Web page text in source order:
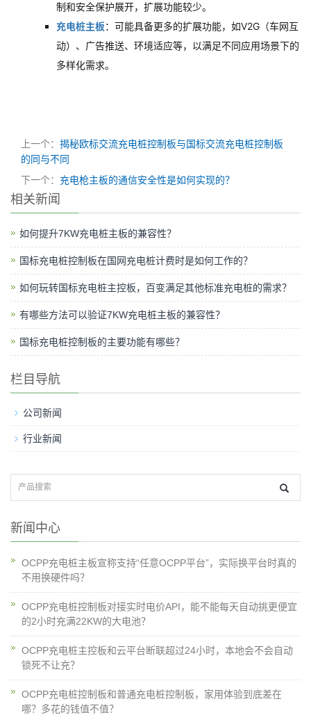
制和安全保护展开，扩展功能较少。
充电桩主板：可能具备更多的扩展功能，如V2G（车网互
动）、广告推送、环境适应等，以满足不同应用场景下的
多样化需求。
上一个： 揭秘欧标交流充电桩控制板与国标交流充电桩控制板
的同与不同
下一个： 充电枪主板的通信安全性是如何实现的？
相关新闻
如何提升7KW充电桩主板的兼容性？
国标充电桩控制板在国网充电桩计费时是如何工作的？
如何玩转国标充电桩主控板，百变满足其他标准充电桩的需求？
有哪些方法可以验证7KW充电桩主板的兼容性？
国标充电桩控制板的主要功能有哪些？
栏目导航
公司新闻
行业新闻
新闻中心
OCPP充电桩主板宣称支持“任意OCPP平台”，实际换平台时真的
不用换硬件吗？
OCPP充电桩控制板对接实时电价API，能不能每天自动挑更便宜
的2小时充满22KW的大电池？
OCPP充电桩主控板和云平台断联超过24小时，本地会不会自动
锁死不让充？
OCPP充电桩控制板和普通充电桩控制板，家用体验到底差在
哪？多花的钱值不值？